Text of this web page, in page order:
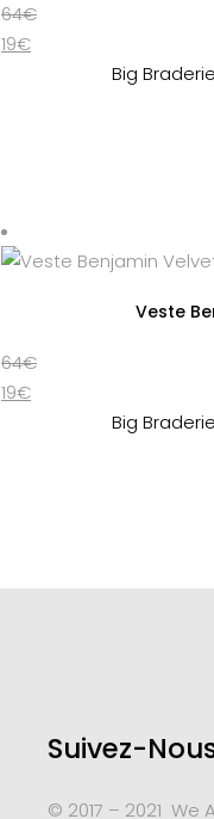
64€
19€
Big
Veste
64€
19€
Big
Suivez-
© 2017 – 2021 We